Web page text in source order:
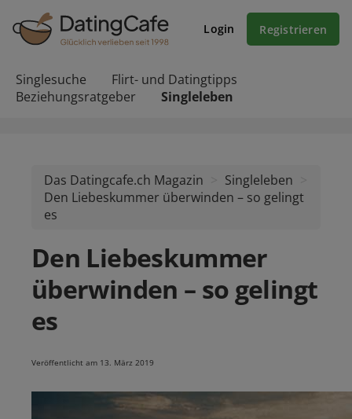
Login Registrieren
Singlesuche
Flirt- und Datingtipps
Beziehungsratgeber
Singleleben
Das Datingcafe.ch Magazin
Singleleben
Den Liebeskummer überwinden – so gelingt
es
Den Liebeskummer
überwinden – so gelingt
es
Veröffentlicht am 13. März 2019